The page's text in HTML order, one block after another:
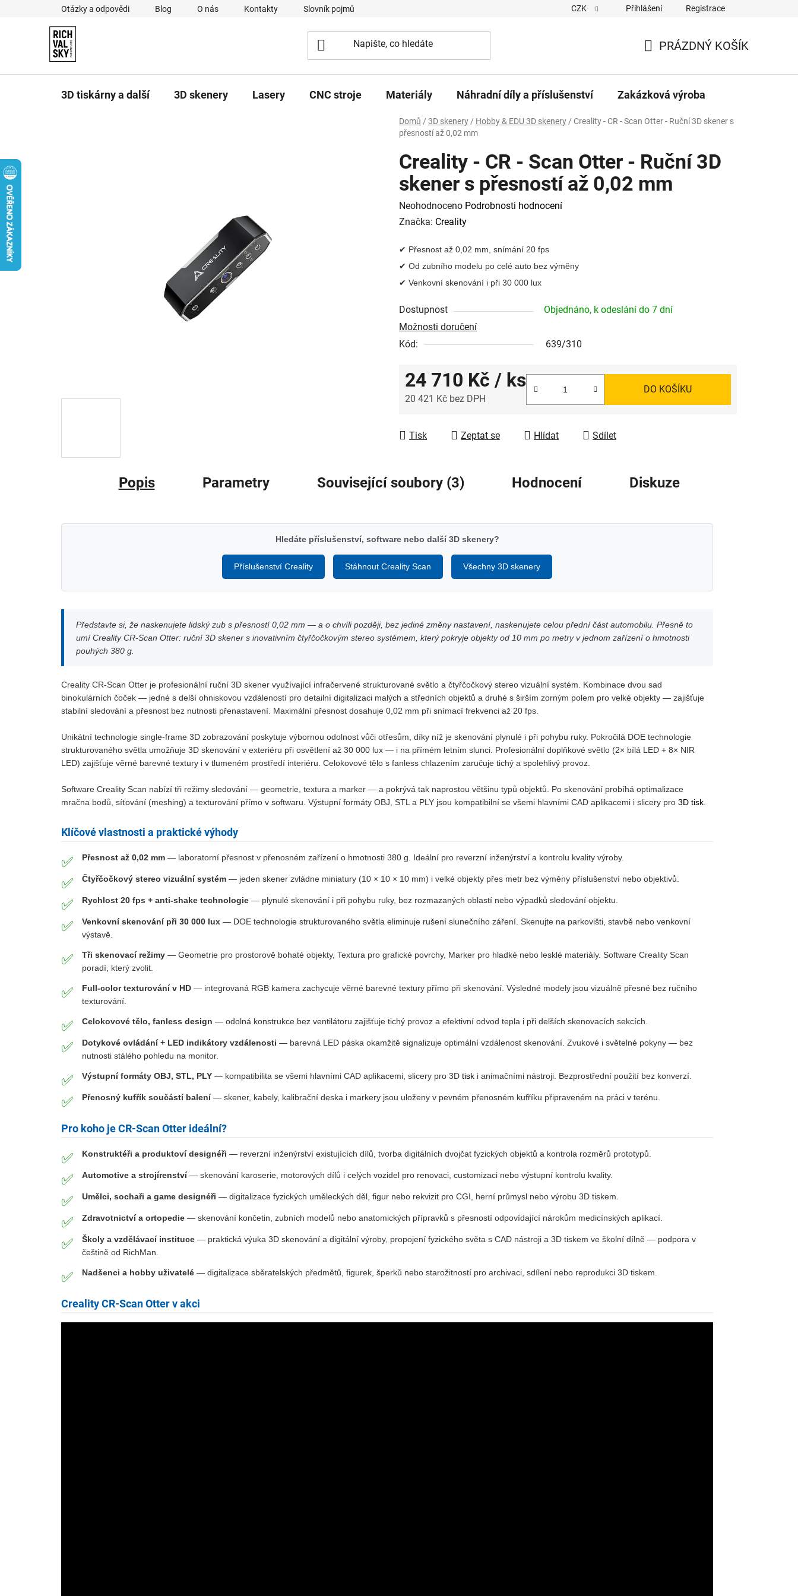
Otázky a odpovědi Blog O nás Kontakty Slovník pojmů CZK Přihlášení Registrace
KOŠÍK
PRÁZDNÝ KOŠÍK
3D tiskárny a další 3D skenery Lasery CNC stroje Materiály Náhradní díly a příslušenství Zakázková výroba
Domů / 3D skenery / Hobby & EDU 3D skenery / Creality - CR - Scan Otter - Ruční 3D skener s
přesností až 0,02 mm
Creality - CR - Scan Otter - Ruční 3D
skener s přesností až 0,02 mm
Průměrné
hodnocení
je
0,0
z
hvězdiček.
Neohodnoceno Podrobnosti hodnocení
Značka: Creality
✔ Přesnost až 0,02 mm, snímání 20 fps
✔ Od zubního modelu po celé auto bez výměny
✔ Venkovní skenování i při 30 000 lux
Dostupnost
Objednáno, k odeslání do 7 dní
Možnosti doručení
Kód:
639/310
24 710 Kč / ks
20 421 Kč bez DPH
DO KOŠÍKU
Tisk Zeptat se Hlídat Sdílet
Popis Parametry Související soubory (3) Hodnocení Diskuze
Hledáte příslušenství, software nebo další 3D skenery?
Příslušenství Creality Stáhnout Creality Scan Všechny 3D skenery
Představte si, že naskenujete lidský zub s přesností 0,02 mm — a o chvíli později, bez jediné změny nastavení, naskenujete celou přední část automobilu. Přesně to
umí Creality CR-Scan Otter: ruční 3D skener s inovativním čtyřčočkovým stereo systémem, který pokryje objekty od 10 mm po metry v jednom zařízení o hmotnosti
pouhých 380 g.
Creality CR-Scan Otter je profesionální ruční 3D skener využívající infračervené strukturované světlo a čtyřčočkový stereo vizuální systém. Kombinace dvou sad
binokulárních čoček — jedné s delší ohniskovou vzdáleností pro detailní digitalizaci malých a středních objektů a druhé s širším zorným polem pro velké objekty — zajišťuje
stabilní sledování a přesnost bez nutnosti přenastavení. Maximální přesnost dosahuje 0,02 mm při snímací frekvenci až 20 fps.
Unikátní technologie single-frame 3D zobrazování poskytuje výbornou odolnost vůči otřesům, díky níž je skenování plynulé i při pohybu ruky. Pokročilá DOE technologie
strukturovaného světla umožňuje 3D skenování v exteriéru při osvětlení až 30 000 lux — i na přímém letním slunci. Profesionální doplňkové světlo (2× bílá LED + 8× NIR
LED) zajišťuje věrné barevné textury i v tlumeném prostředí interiéru. Celokovové tělo s fanless chlazením zaručuje tichý a spolehlivý provoz.
Software Creality Scan nabízí tři režimy sledování — geometrie, textura a marker — a pokrývá tak naprostou většinu typů objektů. Po skenování probíhá optimalizace
mračna bodů, síťování (meshing) a texturování přímo v softwaru. Výstupní formáty OBJ, STL a PLY jsou kompatibilní se všemi hlavními CAD aplikacemi i slicery pro 3D tisk.
Klíčové vlastnosti a praktické výhody
✅ Přesnost až 0,02 mm — laboratorní přesnost v přenosném zařízení o hmotnosti 380 g. Ideální pro reverzní inženýrství a kontrolu kvality výroby.
✅ Čtyřčočkový stereo vizuální systém — jeden skener zvládne miniatury (10 × 10 × 10 mm) i velké objekty přes metr bez výměny příslušenství nebo objektivů.
✅ Rychlost 20 fps + anti-shake technologie — plynulé skenování i při pohybu ruky, bez rozmazaných oblastí nebo výpadků sledování objektu.
✅ Venkovní skenování při 30 000 lux — DOE technologie strukturovaného světla eliminuje rušení slunečního záření. Skenujte na parkovišti, stavbě nebo venkovní
výstavě.
✅ Tři skenovací režimy — Geometrie pro prostorově bohaté objekty, Textura pro grafické povrchy, Marker pro hladké nebo lesklé materiály. Software Creality Scan
poradí, který zvolit.
✅ Full-color texturování v HD — integrovaná RGB kamera zachycuje věrné barevné textury přímo při skenování. Výsledné modely jsou vizuálně přesné bez ručního
texturování.
✅ Celokovové tělo, fanless design — odolná konstrukce bez ventilátoru zajišťuje tichý provoz a efektivní odvod tepla i při delších skenovacích sekcích.
✅ Dotykové ovládání + LED indikátory vzdálenosti — barevná LED páska okamžitě signalizuje optimální vzdálenost skenování. Zvukové i světelné pokyny — bez
nutnosti stálého pohledu na monitor.
✅ Výstupní formáty OBJ, STL, PLY — kompatibilita se všemi hlavními CAD aplikacemi, slicery pro 3D tisk i animačními nástroji. Bezprostřední použití bez konverzí.
✅ Přenosný kufřík součástí balení— skener, kabely, kalibrační deska i markery jsou uloženy v pevném přenosném kufříku připraveném na práci v terénu.
Pro koho je CR-Scan Otter ideální?
✅ Konstruktéři a produktoví designéři — reverzní inženýrství existujících dílů, tvorba digitálních dvojčat fyzických objektů a kontrola rozměrů prototypů.
✅ Automotive a strojírenství— skenování karoserie, motorových dílů i celých vozidel pro renovaci, customizaci nebo výstupní kontrolu kvality.
✅ Umělci, sochaři a game designéři — digitalizace fyzických uměleckých děl, figur nebo rekvizit pro CGI, herní průmysl nebo výrobu 3D tiskem.
✅ Zdravotnictví a ortopedie — skenování končetin, zubních modelů nebo anatomických přípravků s přesností odpovídající nárokům medicínských aplikací.
✅ Školy a vzdělávací instituce — praktická výuka 3D skenování a digitální výroby, propojení fyzického světa s CAD nástroji a 3D tiskem ve školní dílně — podpora v
češtině od RichMan.
✅ Nadšenci a hobby uživatelé — digitalizace sběratelských předmětů, figurek, šperků nebo starožitností pro archivaci, sdílení nebo reprodukci 3D tiskem.
Creality CR-Scan Otter v akci